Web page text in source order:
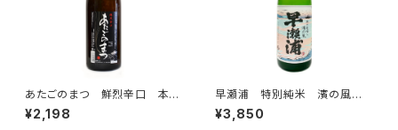
あたごのまつ 鮮烈辛口 本醸
造 1800ml
¥2,198
早瀬浦 特別純米 濱の風 1
800ml
¥3,850